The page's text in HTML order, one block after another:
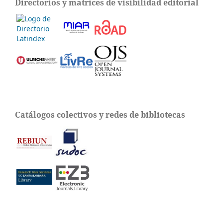
Directorios y matrices de visibilidad editorial
Catálogos colectivos y redes de bibliotecas